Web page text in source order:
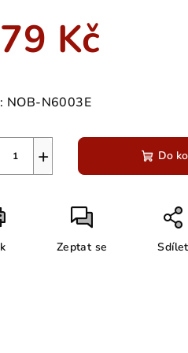
Kč
NOB-N6003E
+ Do
Zeptat se Sdílet